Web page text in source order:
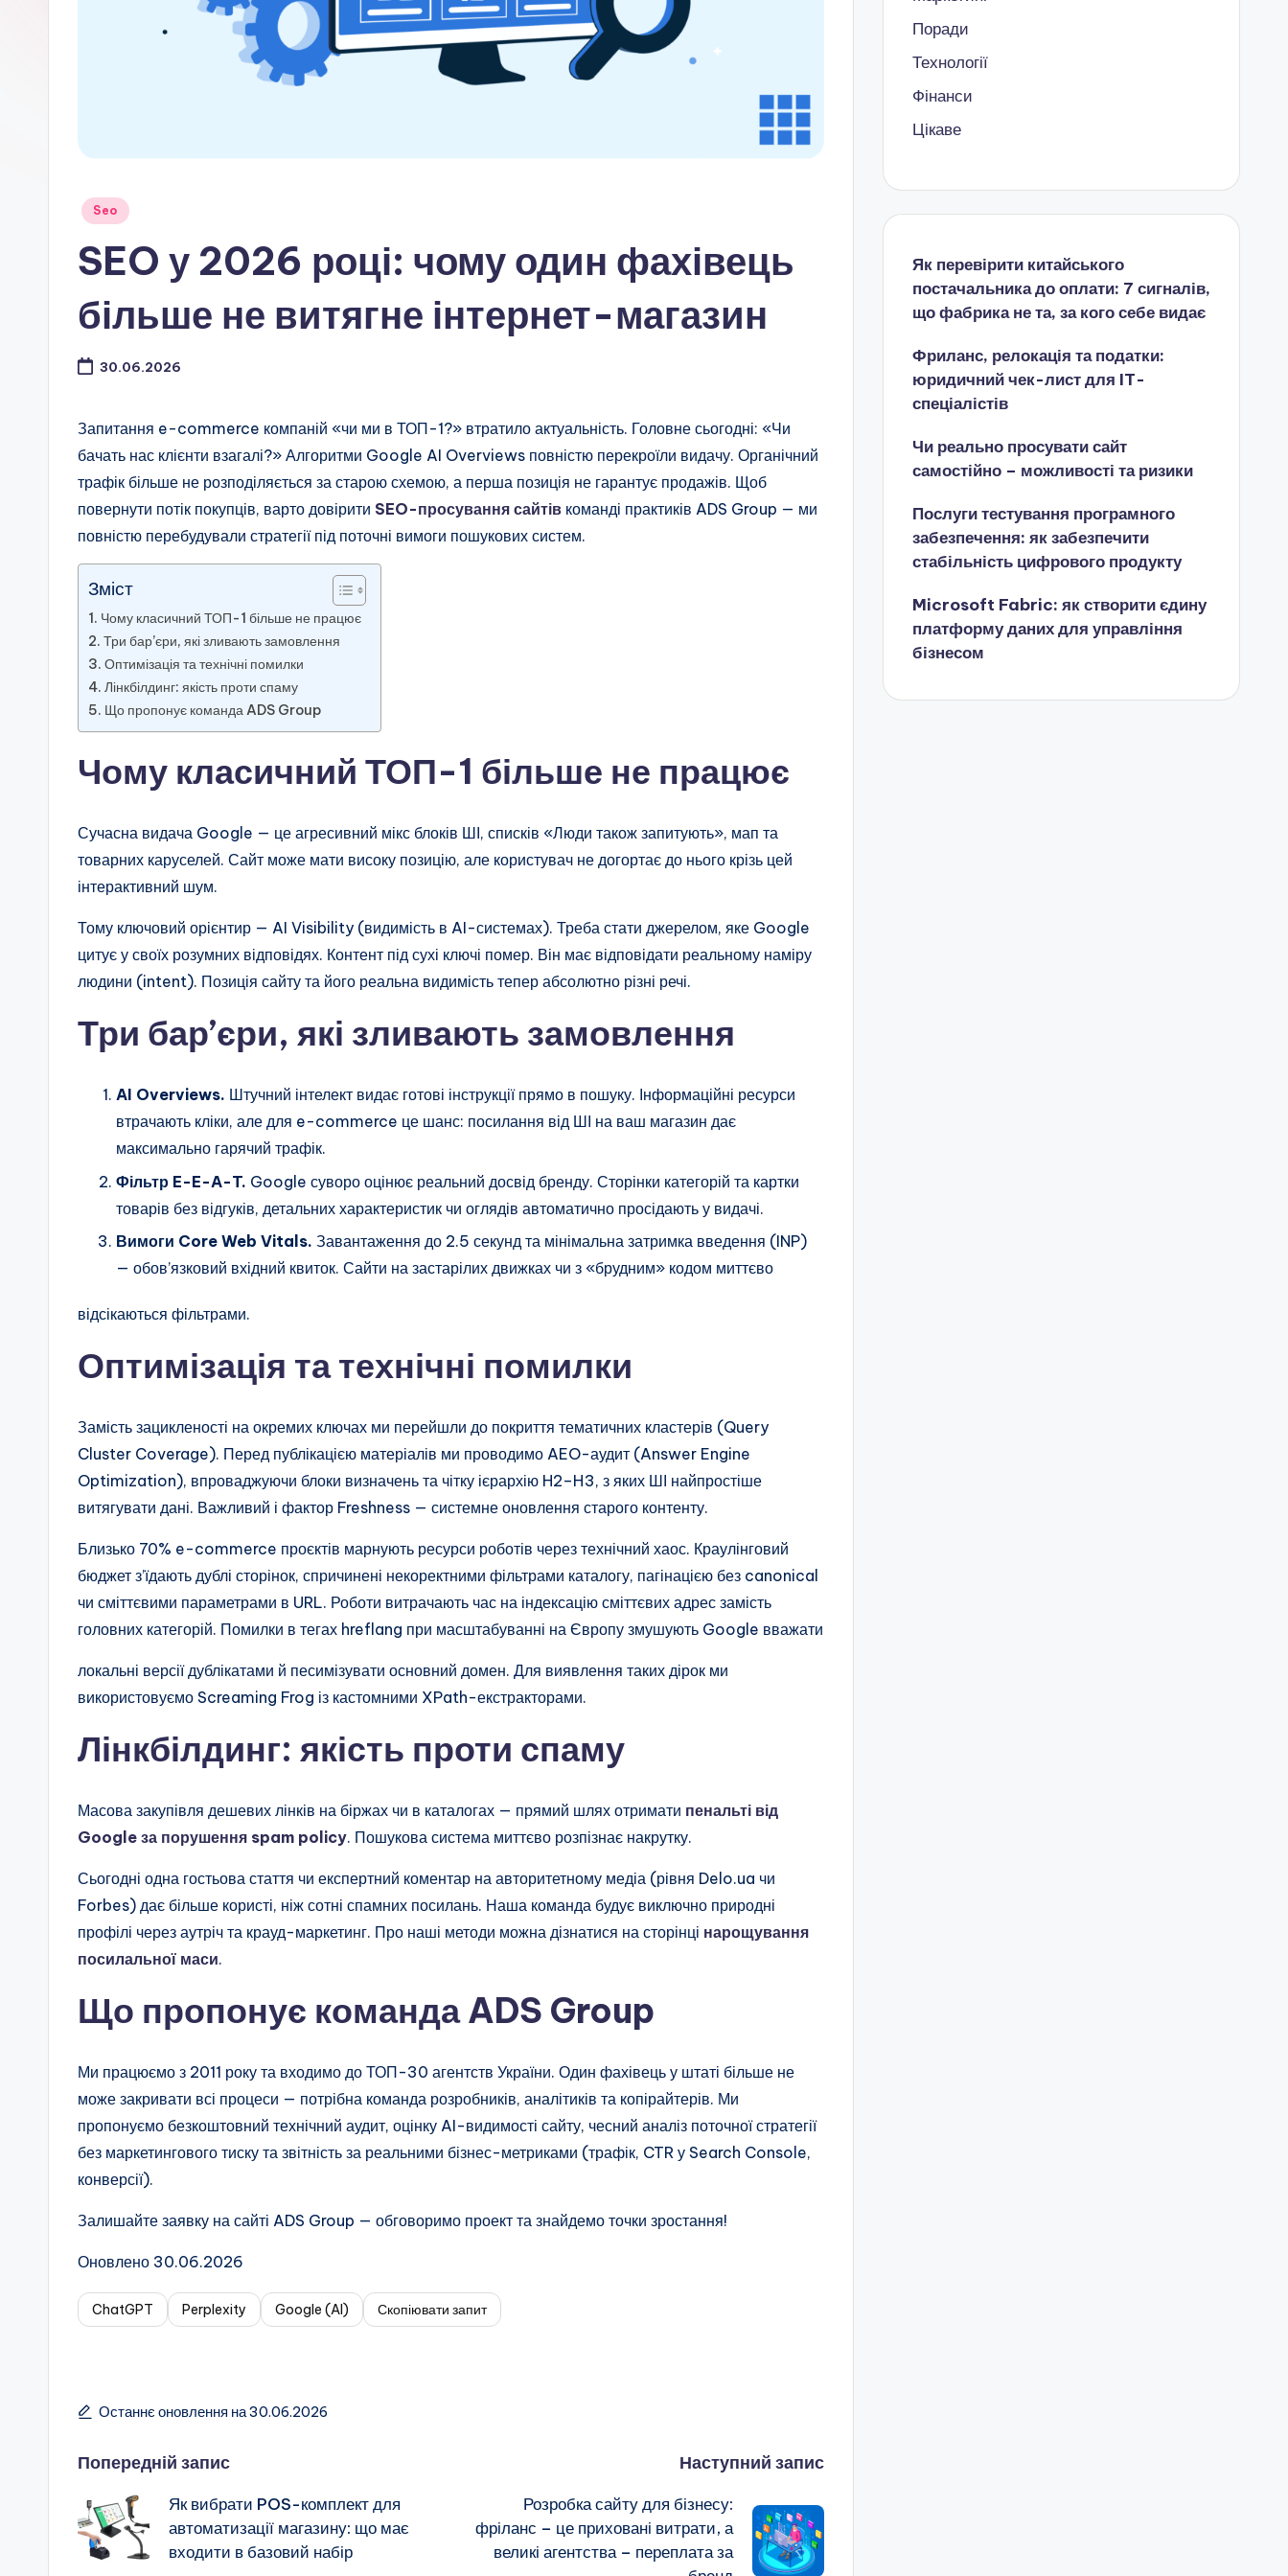
Опубліковано
Seo
SEO у 2026 році: чому один фахівець
більше не витягне інтернет-магазин
30.06.2026
Запитання e-commerce компаній «чи ми в ТОП-1?» втратило актуальність. Головне сьогодні: «Чи
бачать нас клієнти взагалі?» Алгоритми Google AI Overviews повністю перекроїли видачу. Органічний
трафік більше не розподіляється за старою схемою, а перша позиція не гарантує продажів. Щоб
повернути потік покупців, варто довірити SEO-просування сайтів команді практиків ADS Group — ми
повністю перебудували стратегії під поточні вимоги пошукових систем.
Зміст
Чому класичний ТОП-1 більше не працює
Три бар’єри, які зливають замовлення
Оптимізація та технічні помилки
Лінкбілдинг: якість проти спаму
Що пропонує команда ADS Group
Чому класичний ТОП-1 більше не працює
Сучасна видача Google — це агресивний мікс блоків ШІ, списків «Люди також запитують», мап та
товарних каруселей. Сайт може мати високу позицію, але користувач не догортає до нього крізь цей
інтерактивний шум.
Тому ключовий орієнтир — AI Visibility (видимість в AI-системах). Треба стати джерелом, яке Google
цитує у своїх розумних відповідях. Контент під сухі ключі помер. Він має відповідати реальному наміру
людини (intent). Позиція сайту та його реальна видимість тепер абсолютно різні речі.
Три бар’єри, які зливають замовлення
AI Overviews. Штучний інтелект видає готові інструкції прямо в пошуку. Інформаційні ресурси
втрачають кліки, але для e-commerce це шанс: посилання від ШІ на ваш магазин дає
максимально гарячий трафік.
Фільтр E-E-A-T. Google суворо оцінює реальний досвід бренду. Сторінки категорій та картки
товарів без відгуків, детальних характеристик чи оглядів автоматично просідають у видачі.
Вимоги Core Web Vitals. Завантаження до 2.5 секунд та мінімальна затримка введення (INP)
— обов’язковий вхідний квиток. Сайти на застарілих движках чи з «брудним» кодом миттєво
відсікаються фільтрами.
Оптимізація та технічні помилки
Замість зацикленості на окремих ключах ми перейшли до покриття тематичних кластерів (Query
Cluster Coverage). Перед публікацією матеріалів ми проводимо AEO-аудит (Answer Engine
Optimization), впроваджуючи блоки визначень та чітку ієрархію H2–H3, з яких ШІ найпростіше
витягувати дані. Важливий і фактор Freshness — системне оновлення старого контенту.
Близько 70% e-commerce проєктів марнують ресурси роботів через технічний хаос. Краулінговий
бюджет з’їдають дублі сторінок, спричинені некоректними фільтрами каталогу, пагінацією без canonical
чи сміттєвими параметрами в URL. Роботи витрачають час на індексацію сміттєвих адрес замість
головних категорій. Помилки в тегах hreflang при масштабуванні на Європу змушують Google вважати
локальні версії дублікатами й песимізувати основний домен. Для виявлення таких дірок ми
використовуємо Screaming Frog із кастомними XPath-екстракторами.
Лінкбілдинг: якість проти спаму
Масова закупівля дешевих лінків на біржах чи в каталогах — прямий шлях отримати пенальті від
Google за порушення spam policy. Пошукова система миттєво розпізнає накрутку.
Сьогодні одна гостьова стаття чи експертний коментар на авторитетному медіа (рівня Delo.ua чи
Forbes) дає більше користі, ніж сотні спамних посилань. Наша команда будує виключно природні
профілі через аутріч та крауд-маркетинг. Про наші методи можна дізнатися на сторінці нарощування
посилальної маси.
Що пропонує команда ADS Group
Ми працюємо з 2011 року та входимо до ТОП-30 агентств України. Один фахівець у штаті більше не
може закривати всі процеси — потрібна команда розробників, аналітиків та копірайтерів. Ми
пропонуємо безкоштовний технічний аудит, оцінку AI-видимості сайту, чесний аналіз поточної стратегії
без маркетингового тиску та звітність за реальними бізнес-метриками (трафік, CTR у Search Console,
конверсії).
Залишайте заявку на сайті ADS Group — обговоримо проект та знайдемо точки зростання!
Оновлено 30.06.2026
ChatGPT Perplexity Google (AI) Скопіювати запит
Останнє оновлення на 30.06.2026
Навігація
по
Попередній запис
Як вибрати POS-комплект для
автоматизації магазину: що має
входити в базовий набір
Наступний запис
Розробка сайту для бізнесу:
фріланс – це приховані витрати, а
великі агентства – переплата за
Поради
Технології
Фінанси
Цікаве
Як перевірити китайського
постачальника до оплати: 7 сигналів,
що фабрика не та, за кого себе видає
Фриланс, релокація та податки:
юридичний чек-лист для IT-
спеціалістів
Чи реально просувати сайт
самостійно – можливості та ризики
Послуги тестування програмного
забезпечення: як забезпечити
стабільність цифрового продукту
Microsoft Fabric: як створити єдину
платформу даних для управління
бізнесом